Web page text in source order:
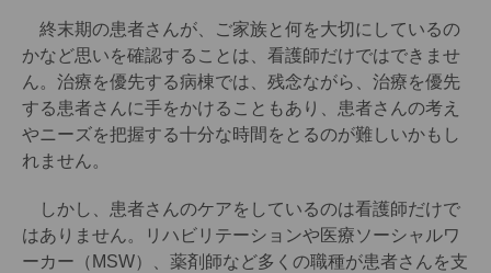
終末期の患者さんが、ご家族と何を大切にしているの
かなど思いを確認することは、看護師だけではできませ
ん。治療を優先する病棟では、残念ながら、治療を優先
する患者さんに手をかけることもあり、患者さんの考え
やニーズを把握する十分な時間をとるのが難しいかもし
れません。
しかし、患者さんのケアをしているのは看護師だけで
はありません。リハビリテーションや医療ソーシャルワ
ーカー（MSW）、薬剤師など多くの職種が患者さんを支